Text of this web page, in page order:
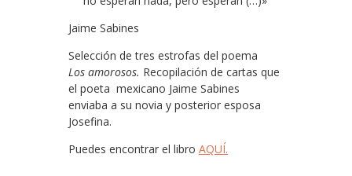
Jaime Sabines
Selección de tres estrofas del poema
Losamorosos. Recopilación de cartas que
el poeta mexicano Jaime Sabines
enviaba a su novia y posterior esposa
Josefina.
Puedes encontrar el libroAQUÍ.